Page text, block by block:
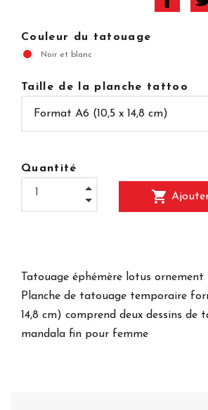
Couleur du tatouage
Noir et blanc
Taille de la planche tattoo
Quantité
shopping_cart
Tatouage éphémère lotus
Planche de tatouage temporaire
14,8 cm) comprend deux dessins de
mandala fin pour femme